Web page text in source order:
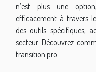
n’est plus une
efficacement à travers
des outils spécifiques,
secteur. Découvrez
transition pro...